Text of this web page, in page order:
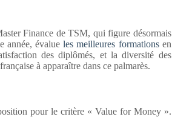
Finance de TSM, qui figure désormais
année, évalueles meilleures formationsen
des diplômés, et la diversité des
à apparaître dans ce palmarès.
pour le critère « Value for Money ».